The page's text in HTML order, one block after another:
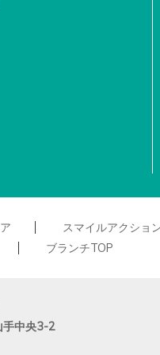
スマイルアクショ
ブランチTOP
手中央3-2